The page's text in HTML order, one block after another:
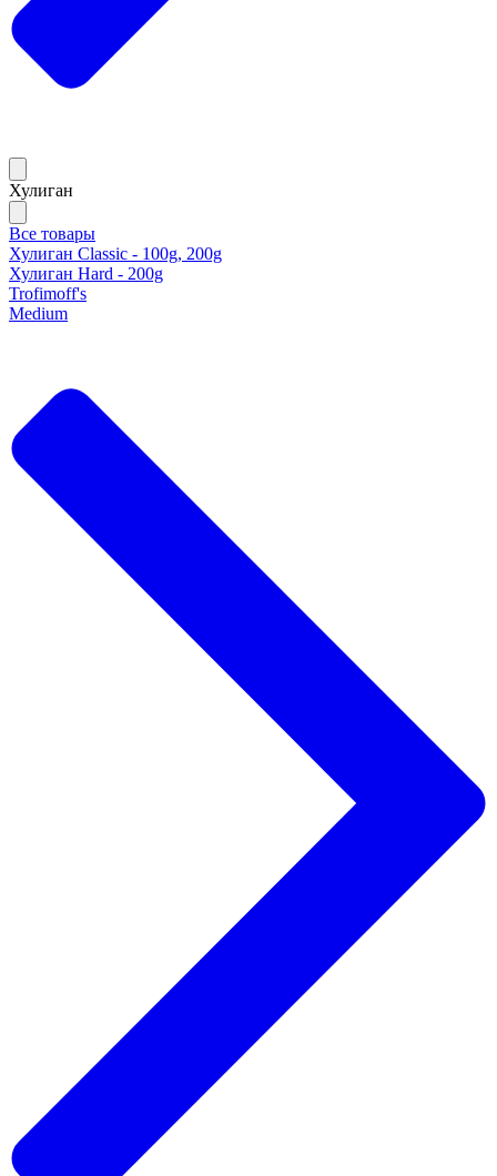
Хулиган
Все товары
Хулиган Classic - 100g, 200g
Хулиган Hard - 200g
Trofimoff's
Medium